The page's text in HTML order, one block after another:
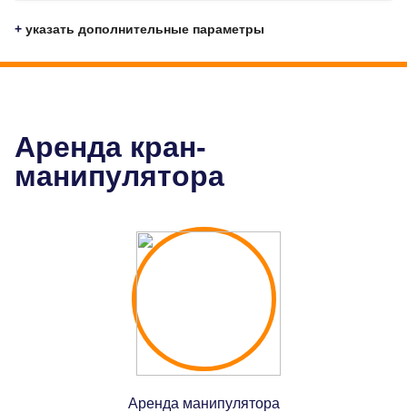
+ указать дополнительные параметры
Аренда кран-
манипулятора
Аренда манипулятора